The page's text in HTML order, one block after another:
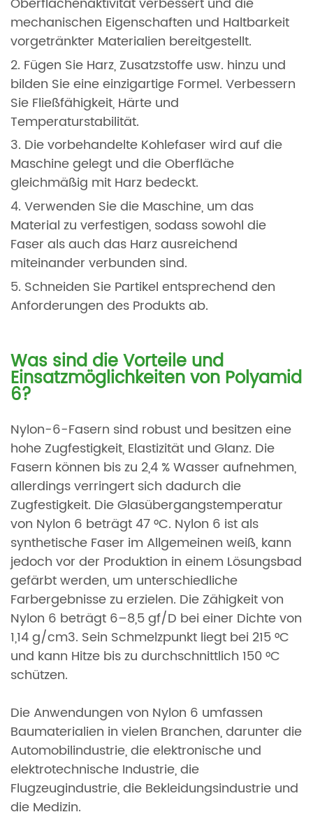
mechanischen Eigenschaften und Haltbarkeit
vorgetränkter Materialien bereitgestellt.
2. Fügen Sie Harz, Zusatzstoffe usw. hinzu und
bilden Sie eine einzigartige Formel. Verbessern
Sie Fließfähigkeit, Härte und
Temperaturstabilität.
3. Die vorbehandelte Kohlefaser wird auf die
Maschine gelegt und die Oberfläche
gleichmäßig mit Harz bedeckt.
4. Verwenden Sie die Maschine, um das
Material zu verfestigen, sodass sowohl die
Faser als auch das Harz ausreichend
miteinander verbunden sind.
5. Schneiden Sie Partikel entsprechend den
Anforderungen des Produkts ab.
Was sind die Vorteile und
Einsatzmöglichkeiten von Polyamid
6?
Nylon-6-Fasern sind robust und besitzen eine
hohe Zugfestigkeit, Elastizität und Glanz. Die
Fasern können bis zu 2,4 % Wasser aufnehmen,
allerdings verringert sich dadurch die
Zugfestigkeit. Die Glasübergangstemperatur
von Nylon 6 beträgt 47 °C. Nylon 6 ist als
synthetische Faser im Allgemeinen weiß, kann
jedoch vor der Produktion in einem Lösungsbad
gefärbt werden, um unterschiedliche
Farbergebnisse zu erzielen. Die Zähigkeit von
Nylon 6 beträgt 6–8,5 gf/D bei einer Dichte von
1,14 g/cm3. Sein Schmelzpunkt liegt bei 215 °C
und kann Hitze bis zu durchschnittlich 150 °C
schützen.
Die Anwendungen von Nylon 6 umfassen
Baumaterialien in vielen Branchen, darunter die
Automobilindustrie, die elektronische und
elektrotechnische Industrie, die
Flugzeugindustrie, die Bekleidungsindustrie und
die Medizin.